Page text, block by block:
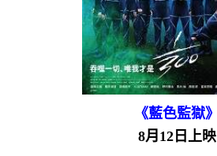
《藍色監獄》
8月12日上映